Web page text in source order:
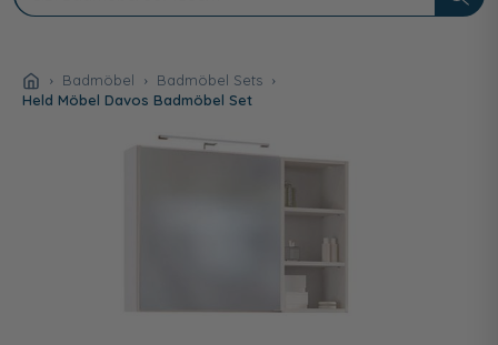
Badmöbel
Badmöbel Sets
Held Möbel Davos Badmöbel Set